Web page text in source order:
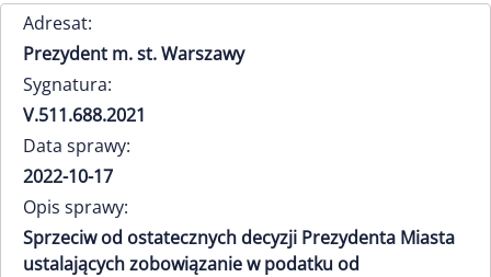
Adresat:
Prezydent m. st. Warszawy
Sygnatura:
V.511.688.2021
Data sprawy:
2022-10-17
Opis sprawy:
Sprzeciw od ostatecznych decyzji Prezydenta Miasta
ustalających zobowiązanie w podatku od